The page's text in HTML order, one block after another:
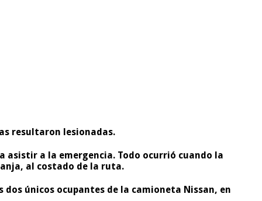
resultaron lesionadas.
asistir a la emergencia. Todo ocurrió cuando la
al costado de la ruta.
únicos ocupantes de la camioneta Nissan, en